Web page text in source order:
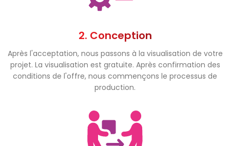
2. Conception
Après l'acceptation, nous passons à la visualisation de votre
projet. La visualisation est gratuite. Après confirmation des
conditions de l'offre, nous commençons le processus de
production.